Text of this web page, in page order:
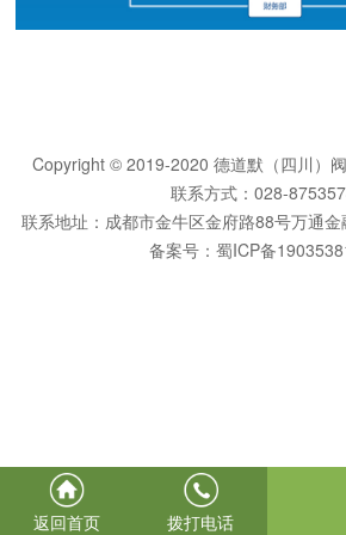
Copyright © 2019-2020 德道默（四川）
联系方式：028-
联系地址：成都市金牛区金府路88号万通
备案号： 蜀ICP备
返回首页 拨打电话